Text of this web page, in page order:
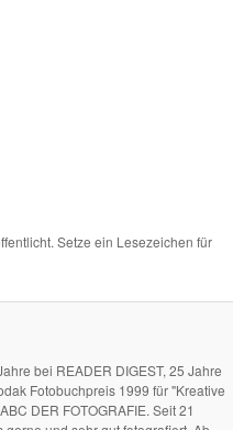
Setze ein Lesezeichen für
bei READER DIGEST, 25 Jahre
Fotobuchpreis 1999 für "Kreative
DER FOTOGRAFIE. Seit 21